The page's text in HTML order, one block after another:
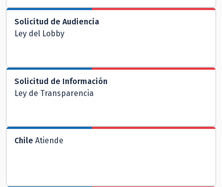
Solicitud de Audiencia
Ley del Lobby
Solicitud de Información
Ley de Transparencia
Chile Atiende